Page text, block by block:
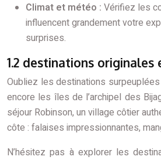
Climat et météo : Vérifiez les
influencent grandement votre
surprises.
1.2 destinations
Oubliez les destinations
encore les îles de l’archipel des
séjour Robinson, un village côtier
côte : falaises impressionnantes,
N’hésitez pas à explorer les